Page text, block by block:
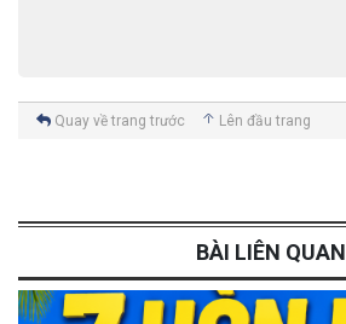
Quay về trang trước Lên đầu trang
BÀI LIÊN QUAN